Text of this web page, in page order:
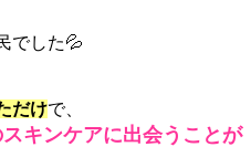
でした💦
だけで、
キンケアに出会うことが